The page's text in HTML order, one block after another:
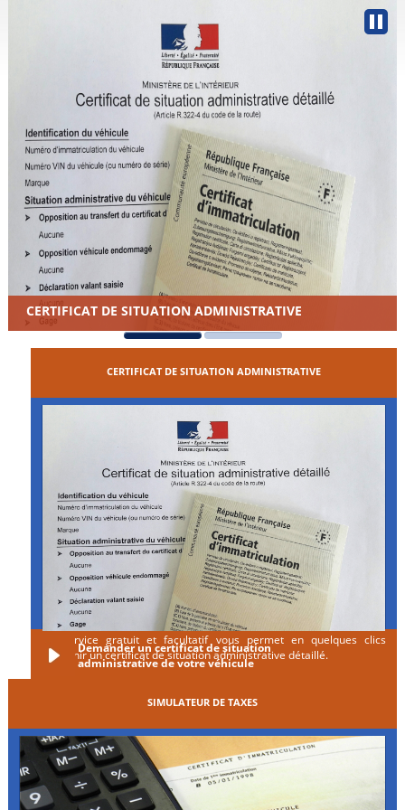
CERTIFICAT DE SITUATION ADMINISTRATIVE
CERTIFICAT DE SITUATION ADMINISTRATIVE
Ce service gratuit et facultatif vous permet en quelques clics
d'obtenir un certificat de situation administrative détaillé.
Demander un certificat de situation
administrative de votre véhicule
SIMULATEUR DE TAXES